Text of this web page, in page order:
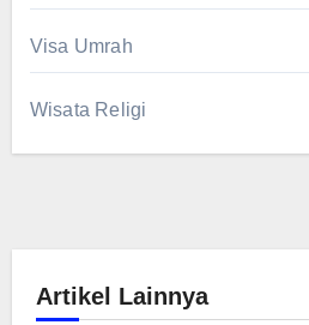
Visa Umrah
Wisata Religi
Artikel Lainnya